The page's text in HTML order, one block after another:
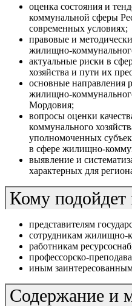
оценка состояния и
коммунальной сферы
современных условиях;
правовые и
жилищно-
актуальные риски в
хозяйства и пути их
основные направления
жилищно-
Мордовия;
вопросы оценки
коммунального
уполномоченных
в сфере жилищно-
выявление и
характерных для
Кому подойдет
представителям
сотрудникам жилищно-
работникам
профессорско-
иным
Содержание и